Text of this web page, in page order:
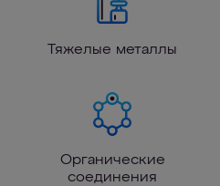
Тяжелые металлы
Органические
соединения